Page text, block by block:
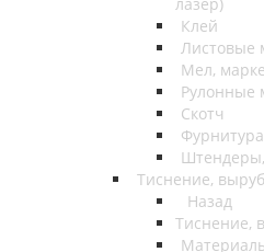
Клей
Листовые
Мел,
Рулонные
Скотч
Штендеры,
Тиснение,
Назад
Тиснение,